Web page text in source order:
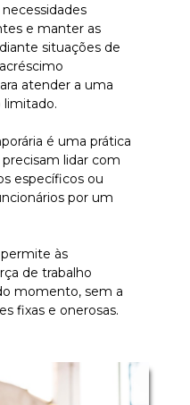
necessidades
e manter as
situações de
atender a uma
é uma prática
lidar com
específicos ou
por um
às
de trabalho
momento, sem a
fixas e onerosas.